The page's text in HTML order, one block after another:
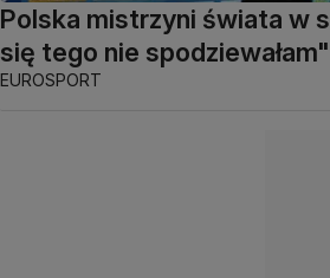
Polska mistrzyni świata w
się tego nie spodziewałam"
EUROSPORT